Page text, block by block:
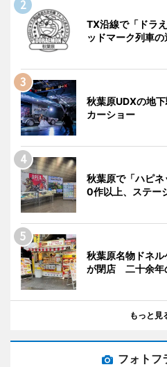
TX沿線で「ドラ
ッドマーク列車の
秋葉原UDXの地
カーショー
秋葉原で「ハピ
0作以上、ステー
秋葉原名物ドネル
が閉店 二十余年
もっと見
フォトフ